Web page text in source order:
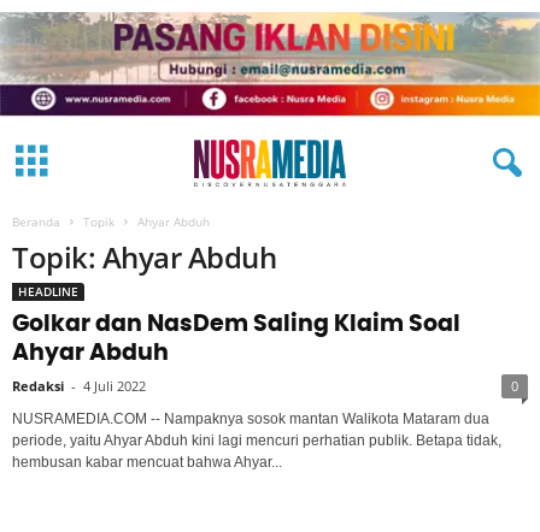
Beranda Topik Ahyar Abduh
Topik: Ahyar Abduh
HEADLINE
Golkar dan NasDem Saling Klaim Soal
Ahyar Abduh
Redaksi - 4 Juli 2022 0
NUSRAMEDIA.COM -- Nampaknya sosok mantan Walikota Mataram dua
periode, yaitu Ahyar Abduh kini lagi mencuri perhatian publik. Betapa tidak,
hembusan kabar mencuat bahwa Ahyar...